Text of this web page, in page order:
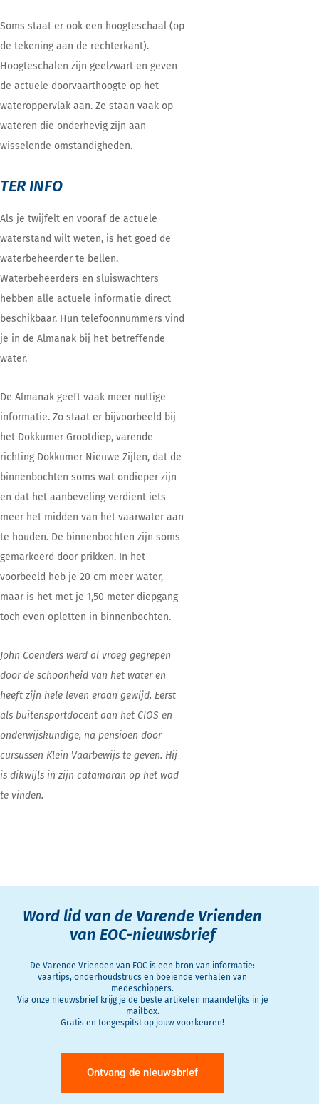
Soms staat er ook een hoogteschaal (op
de tekening aan de rechterkant).
Hoogteschalen zijn geelzwart en geven
de actuele doorvaarthoogte op het
wateroppervlak aan. Ze staan vaak op
wateren die onderhevig zijn aan
wisselende omstandigheden.
TER INFO
Als je twijfelt en vooraf de actuele
waterstand wilt weten, is het goed de
waterbeheerder te bellen.
Waterbeheerders en sluiswachters
hebben alle actuele informatie direct
beschikbaar. Hun telefoonnummers vind
je in de Almanak bij het betreffende
water.
De Almanak geeft vaak meer nuttige
informatie. Zo staat er bijvoorbeeld bij
het Dokkumer Grootdiep, varende
richting Dokkumer Nieuwe Zijlen, dat de
binnenbochten soms wat ondieper zijn
en dat het aanbeveling verdient iets
meer het midden van het vaarwater aan
te houden. De binnenbochten zijn soms
gemarkeerd door prikken. In het
voorbeeld heb je 20 cm meer water,
maar is het met je 1,50 meter diepgang
toch even opletten in binnenbochten.
John Coenders werd al vroeg gegrepen
door de schoonheid van het water en
heeft zijn hele leven eraan gewijd. Eerst
als buitensportdocent aan het CIOS en
onderwijskundige, na pensioen door
cursussen Klein Vaarbewijs te geven. Hij
is dikwijls in zijn catamaran op het wad
te vinden.
Word lid van de Varende Vrienden
van EOC-nieuwsbrief
De Varende Vrienden van EOC is een bron van informatie:
vaartips, onderhoudstrucs en boeiende verhalen van
medeschippers.
Via onze nieuwsbrief krijg je de beste artikelen maandelijks in je
mailbox.
Gratis en toegespitst op jouw voorkeuren!
Ontvang de nieuwsbrief